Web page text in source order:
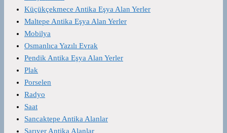
Küçükçekmece Antika Eşya Alan Yerler
Maltepe Antika Eşya Alan Yerler
Mobilya
Osmanlıca Yazılı Evrak
Pendik Antika Eşya Alan Yerler
Plak
Porselen
Radyo
Saat
Sancaktepe Antika Alanlar
Sarıyer Antika Alanlar